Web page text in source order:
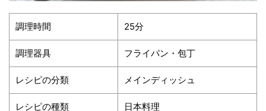
調理時間 25分
調理器具 フライパン・包丁
レシピの分類 メインディッシュ
レシピの種類 日本料理